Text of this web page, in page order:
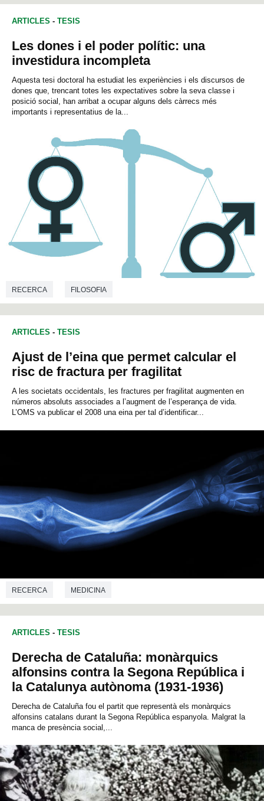
ARTICLES - TESIS
Les dones i el poder polític: una
investidura incompleta
Aquesta tesi doctoral ha estudiat les experiències i els discursos de
dones que, trencant totes les expectatives sobre la seva classe i
posició social, han arribat a ocupar alguns dels càrrecs més
importants i representatius de la...
RECERCA FILOSOFIA
ARTICLES - TESIS
Ajust de l’eina que permet calcular el
risc de fractura per fragilitat
A les societats occidentals, les fractures per fragilitat augmenten en
números absoluts associades a l’augment de l’esperança de vida.
L’OMS va publicar el 2008 una eina per tal d’identificar...
RECERCA MEDICINA
ARTICLES - TESIS
Derecha de Cataluña: monàrquics
alfonsins contra la Segona República i
la Catalunya autònoma (1931-1936)
Derecha de Cataluña fou el partit que representà els monàrquics
alfonsins catalans durant la Segona República espanyola. Malgrat la
manca de presència social,...